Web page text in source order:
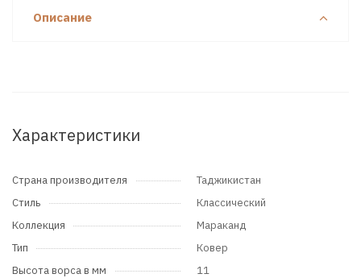
Описание
Характеристики
Страна производителя
Таджикистан
Стиль
Классический
Коллекция
Мараканд
Тип
Ковер
Высота ворса в мм
11